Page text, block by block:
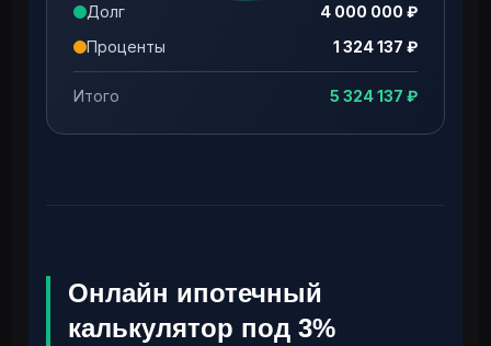
Долг 4 000 000 ₽
Проценты
1 324 137 ₽
Итого 5 324 137 ₽
Онлайн ипотечный
калькулятор под 3%